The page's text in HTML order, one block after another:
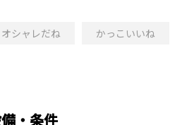
オシャレだね かっこいいね
・条件